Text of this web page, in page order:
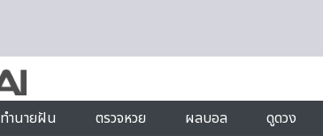
ทำนายฝัน ตรวจหวย ผลบอล ดูดวง